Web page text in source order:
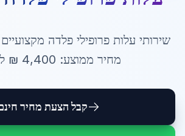
שירותי עלות פרופילי פלדה
מחיר ממוצע: 4,400
₪
קבל הצעת מחיר